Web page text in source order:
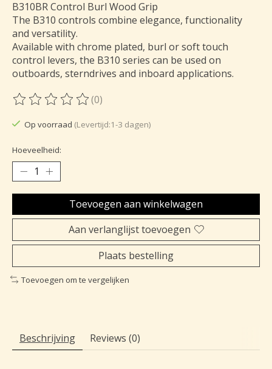
B310BR Control Burl Wood Grip
The B310 controls combine elegance, functionality
and versatility.
Available with chrome plated, burl or soft touch
control levers, the B310 series can be used on
outboards, sterndrives and inboard applications.
De beoordeling van dit product is
(0)
Op voorraad (Levertijd:1-3 dagen)
Hoeveelheid:
Toevoegen aan winkelwagen
Aan verlanglijst toevoegen
Plaats bestelling
Toevoegen om te vergelijken
Beschrijving Reviews (0)